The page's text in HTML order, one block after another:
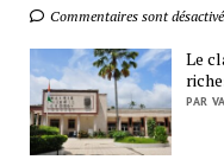
Commentaires sont
Le
PAR